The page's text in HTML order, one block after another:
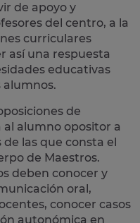
de apoyo y
del centro, a la
curriculares
así una respuesta
educativas
alumnos.
de
alumno opositor a
las que consta el
de Maestros.
deben conocer y
oral,
conocer casos
autonómica en